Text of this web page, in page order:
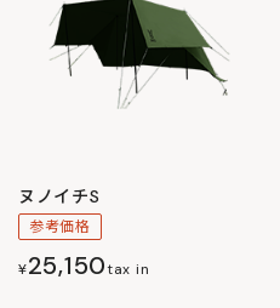
ヌノイチS
参考価格
¥25,150tax in